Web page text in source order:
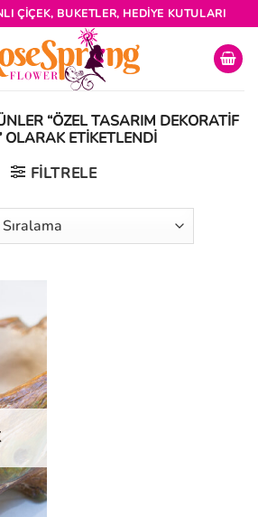
ÇIÇEK, BUKETLER, HEDIYE KUTULARI
“ÖZEL TASARIM DEKORATIF
OLARAK ETIKETLENDI
FILTRELE